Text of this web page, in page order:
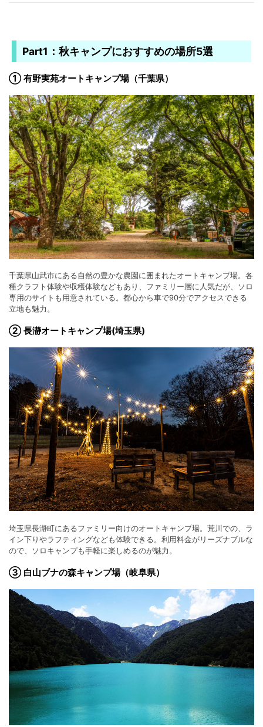
Part1：秋キャンプにおすすめの場所5選
① 有野実苑オートキャンプ場（千葉県）
千葉県山武市にある自然の豊かな農園に囲まれたオートキャンプ場。各
種クラフト体験や収穫体験などもあり、ファミリー層に人気だが、ソロ
専用のサイトも用意されている。都心から車で90分でアクセスできる
立地も魅力。
② 長瀞オートキャンプ場(埼玉県)
埼玉県長瀞町にあるファミリー向けのオートキャンプ場。荒川での、ラ
イン下りやラフティングなども体験できる。利用料金がリーズナブルな
ので、ソロキャンプも手軽に楽しめるのが魅力。
③ 白山ブナの森キャンプ場（岐阜県）